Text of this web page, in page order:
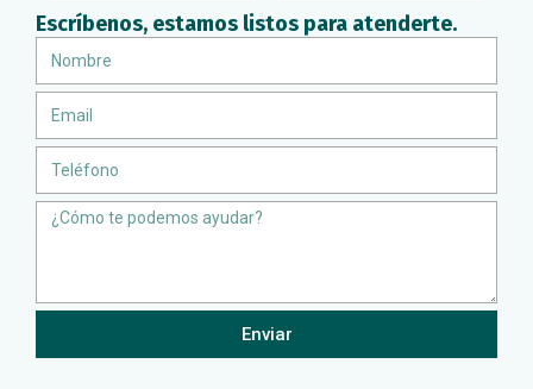
Escríbenos, estamos listos para atenderte.
Message
Enviar